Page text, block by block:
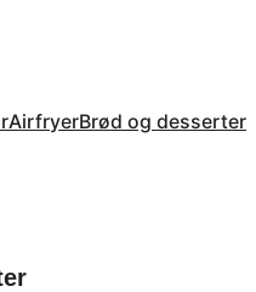
AirfryerBrød og desserter